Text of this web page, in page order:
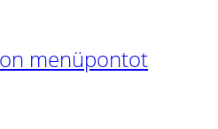
menüpontot